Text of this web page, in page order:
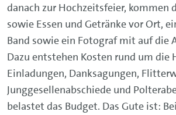
danach zur Hochzeitsfeier, kommen
sowie Essen und Getränke vor Ort,
Band sowie ein Fotograf mit auf die
Dazu entstehen Kosten rund um die
Einladungen, Danksagungen,
Junggesellenabschiede und
belastet das Budget. Das Gute ist: